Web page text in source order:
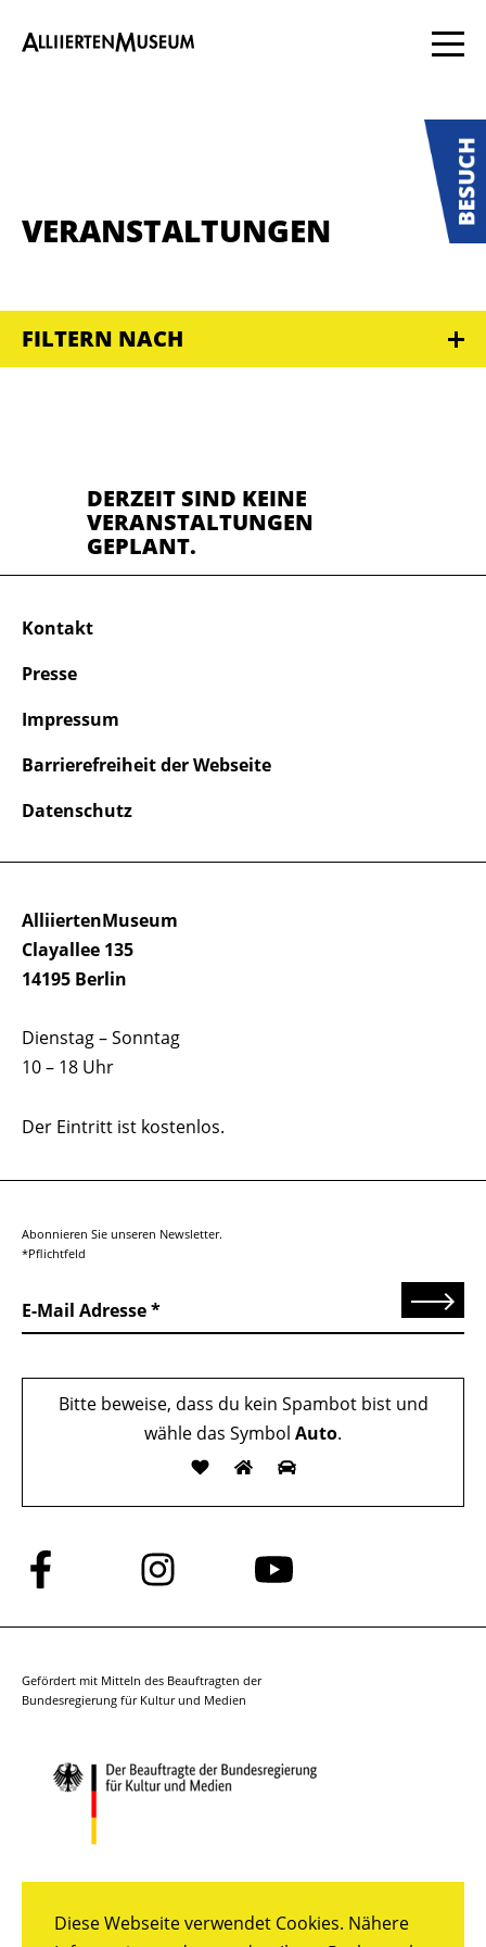
Diese Webseite verwendet Cookies. Nähere
VERANSTALTUNGEN
FILTERN NACH
DERZEIT SIND KEINE
VERANSTALTUNGEN
GEPLANT.
AlliiertenMuseum
Clayallee 135
14195 Berlin
Dienstag – Sonntag
10 – 18 Uhr
Der Eintritt ist kostenlos.
Kontakt
Presse
Impressum
Barrierefreiheit der Webseite
Datenschutz
Abonnieren Sie unseren Newsletter.
*Pflichtfeld
E-Mail Adresse Senden
Bitte beweise, dass du kein Spambot bist und
wähle das Symbol Auto.
Folge
uns
auf
Folge
uns
auf
Folge
auf
Gefördert mit Mitteln des Beauftragten der
Bundesregierung für Kultur und Medien